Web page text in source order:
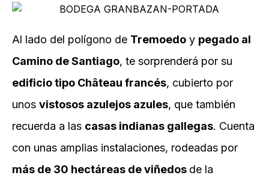
Al lado del polígono de Tremoedo y pegado al
Camino de Santiago, te sorprenderá por su
edificio tipo Château francés, cubierto por
unos vistosos azulejos azules, que también
recuerda a las casas indianas gallegas. Cuenta
con unas amplias instalaciones, rodeadas por
más de 30 hectáreas de viñedos de la